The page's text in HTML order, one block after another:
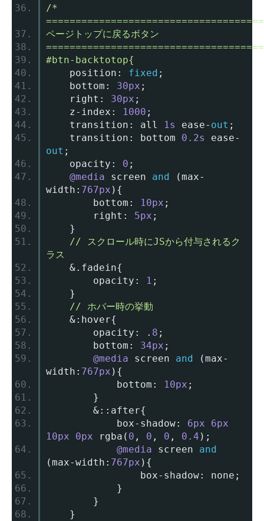
/*
ページトップに戻るボタン
#btn-backtotop{
	position
: fixed ;
	bottom
: 30px ;
	right
: 30px ;
	z
- index : 1000 ;
	transition
: all 1s ease- out ;
	transition
: bottom 0.2s ease-
out ;
	opacity
: 0 ;
@media screen and (max-
width : 767px ){
		bottom
: 10px ;
		right
: 5px ;
}
// スクロール時にJSから付与されるク
ラス
&. fadein{
		opacity
: 1 ;
}
// ホバー時の挙動
&: hover{
		opacity
: . 8 ;
		bottom
: 34px ;
@media screen and (max-
width : 767px ){
			bottom
: 10px ;
}
&:: after{
			box
- shadow: 6px
6px
10px
0px rgba ( 0 , 0 , 0 , 0.4 );
@media screen and
(max-width : 767px ){
				box
- shadow: none ;
}
}
}